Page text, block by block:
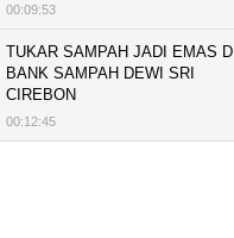
00:09:53
TUKAR SAMPAH JADI EMAS DI
BANK SAMPAH DEWI SRI
CIREBON
00:12:45